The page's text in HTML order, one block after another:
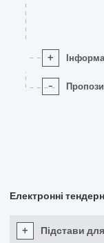
+
-
Електронні
+ Підстави